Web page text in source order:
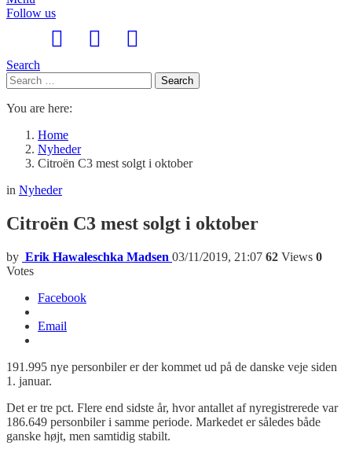
Follow us
Search
Search
for:
Search
You are here:
Home
Nyheder
Citroën C3 mest solgt i oktober
in Nyheder
Citroën C3 mest solgt i oktober
by Erik Hawaleschka Madsen 03/11/2019, 21:07 62 Views 0
Votes
Facebook
Email
191.995 nye personbiler er der kommet ud på de danske veje siden
1. januar.
Det er tre pct. Flere end sidste år, hvor antallet af nyregistrerede var
186.649 personbiler i samme periode. Markedet er således både
ganske højt, men samtidig stabilt.